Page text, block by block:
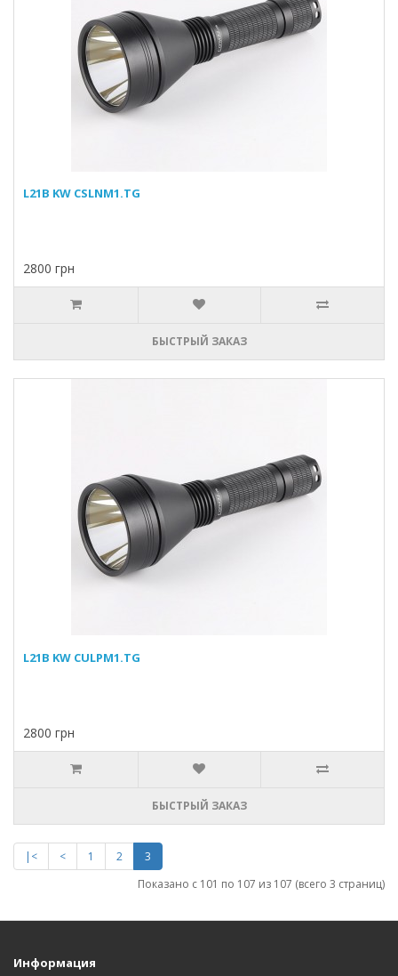
L21B KW CSLNM1.TG
2800 грн
БЫСТРЫЙ ЗАКАЗ
L21B KW CULPM1.TG
2800 грн
БЫСТРЫЙ ЗАКАЗ
|< < 1 2
3
Показано с 101 по 107 из 107 (всего 3 страниц)
Информация